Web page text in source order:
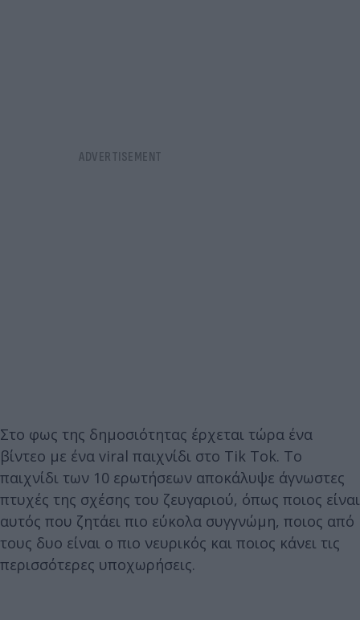
Στο φως της δημοσιότητας έρχεται τώρα ένα
βίντεο με ένα viral παιχνίδι στο Tik Tok. Το
παιχνίδι των 10 ερωτήσεων αποκάλυψε άγνωστες
πτυχές της σχέσης του ζευγαριού, όπως ποιος είναι
αυτός που ζητάει πιο εύκολα συγγνώμη, ποιος από
τους δυο είναι ο πιο νευρικός και ποιος κάνει τις
περισσότερες υποχωρήσεις.